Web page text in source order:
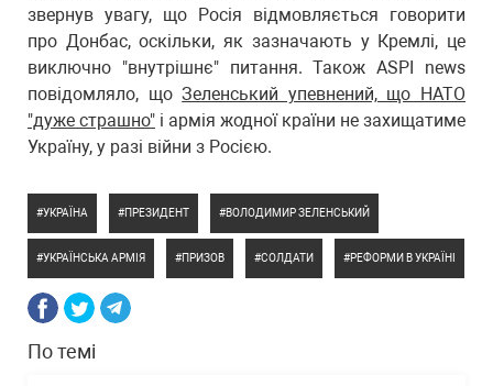
звернув увагу, що Росія відмовляється говорити
про Донбас, оскільки, як зазначають у Кремлі, це
виключно "внутрішнє" питання. Також ASPI news
повідомляло, щоЗеленський упевнений, що НАТО
"дуже страшно" і армія жодної країни не захищатиме
Україну, у разі війни з Росією.
УКРАЇНА ПРЕЗИДЕНТ ВОЛОДИМИР ЗЕЛЕНСЬКИЙ
УКРАЇНСЬКА АРМІЯ ПРИЗОВ СОЛДАТИ РЕФОРМИ В УКРАЇНІ
По темі